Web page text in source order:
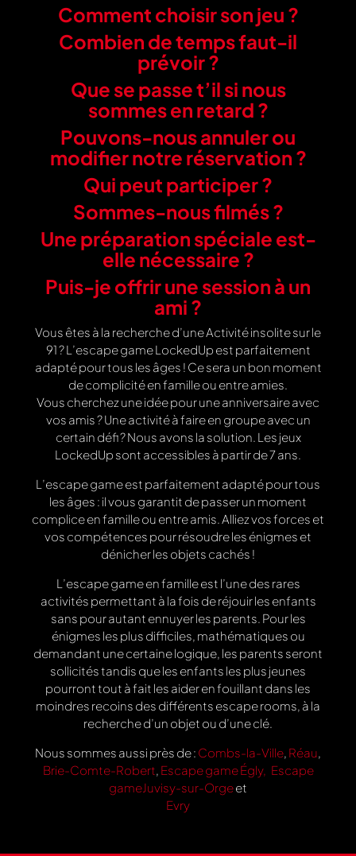
Comment choisir son jeu ?
Combien de temps faut-il
prévoir ?
Que se passe t’il si nous
sommes en retard ?
Pouvons-nous annuler ou
modifier notre réservation ?
Qui peut participer ?
Sommes-nous filmés ?
Une préparation spéciale est-
elle nécessaire ?
Puis-je offrir une session à un
ami ?
Vous êtes à la recherche d’une Activité insolite sur le
91 ? L’escape game LockedUp est parfaitement
adapté pour tous les âges ! Ce sera un bon moment
de complicité en famille ou entre amies.
Vous cherchez une idée pour une anniversaire avec
vos amis ? Une activité à faire en groupe avec un
certain défi ? Nous avons la solution. Les jeux
LockedUp sont accessibles à partir de 7 ans.
L’escape game est parfaitement adapté pour tous
les âges : il vous garantit de passer un moment
complice en famille ou entre amis. Alliez vos forces et
vos compétences pour résoudre les énigmes et
dénicher les objets cachés !
L’escape game en famille est l’une des rares
activités permettant à la fois de réjouir les enfants
sans pour autant ennuyer les parents. Pour les
énigmes les plus difficiles, mathématiques ou
demandant une certaine logique, les parents seront
sollicités tandis que les enfants les plus jeunes
pourront tout à fait les aider en fouillant dans les
moindres recoins des différents escape rooms, à la
recherche d’un objet ou d’une clé.
Nous sommes aussi près de : Combs-la-Ville, Réau,
Brie-Comte-Robert, Escape game Égly, Escape
gameJuvisy-sur-Orgeet
Evry